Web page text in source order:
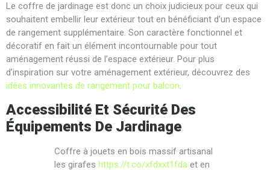
Le coffre de jardinage est donc un choix judicieux pour ceux qui
souhaitent embellir leur extérieur tout en bénéficiant d’un espace
de rangement supplémentaire. Son caractère fonctionnel et
décoratif en fait un élément incontournable pour tout
aménagement réussi de l’espace extérieur. Pour plus
d’inspiration sur votre aménagement extérieur, découvrez des
idées innovantes de rangement pour balcon.
Accessibilité Et Sécurité Des
Équipements De Jardinage
Coffre à jouets en bois massif artisanal
les girafes https://t.co/xfdxxt1fda et en